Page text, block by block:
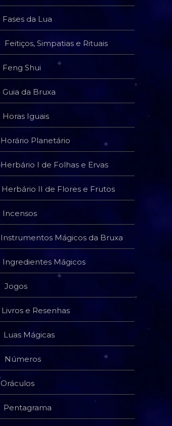
Fases da Lua
Feitiços, Simpatias e Rituais
Feng Shui
Guia da Bruxa
Horas Iguais
Horário Planetário
Herbário I de Folhas e Ervas
Herbário II de Flores e Frutos
Incensos
Instrumentos Mágicos da Bruxa
Ingredientes Mágicos
Jogos
Livros e Resenhas
Luas Mágicas
Números
Oráculos
Pentagrama